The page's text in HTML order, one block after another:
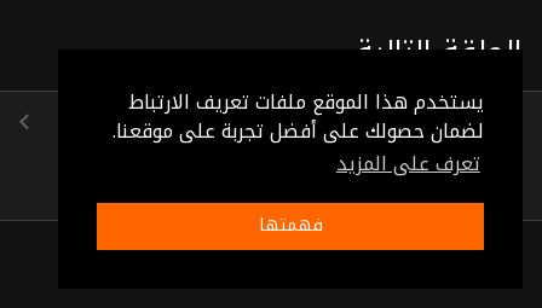
يستخدم هذا الموقع ملفات تعريف الارتباط
لضمان حصولك على أفضل تجربة على موقعنا.
تعرف على المزيد
فهمتها
الحلقة التالية
اخر ربع ساعة
(0:05:33)